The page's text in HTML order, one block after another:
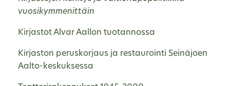
vuosikymmenittäin
Kirjastot Alvar Aallon tuotannossa
Kirjaston peruskorjaus ja restaurointi Seinäjoen
Aalto-keskuksessa